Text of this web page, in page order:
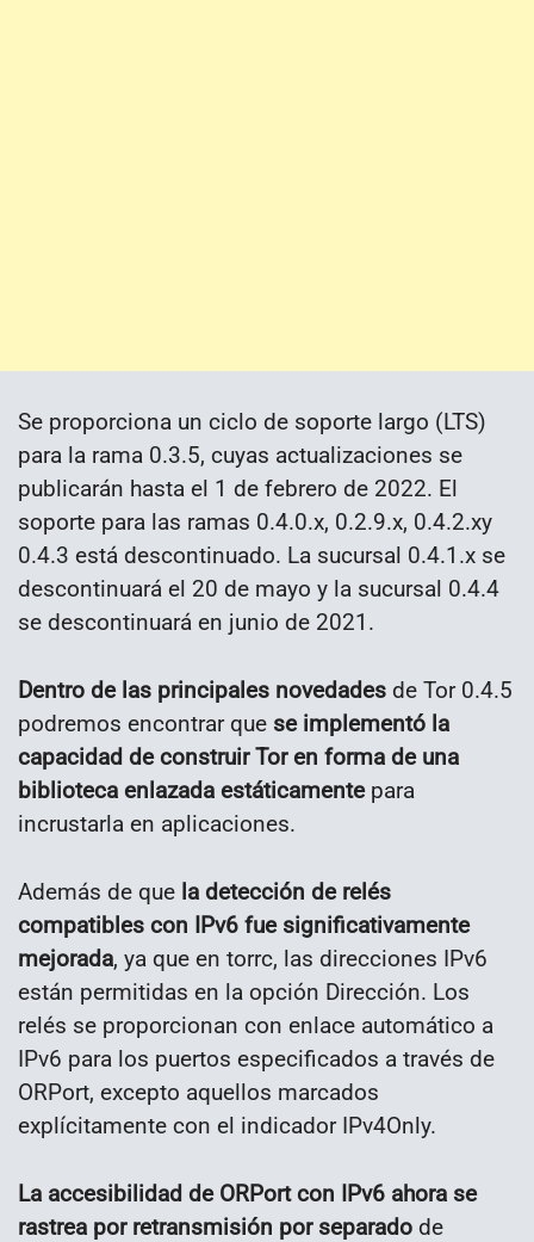
Se proporciona un ciclo de soporte largo (LTS)
para la rama 0.3.5, cuyas actualizaciones se
publicarán hasta el 1 de febrero de 2022. El
soporte para las ramas 0.4.0.x, 0.2.9.x, 0.4.2.xy
0.4.3 está descontinuado. La sucursal 0.4.1.x se
descontinuará el 20 de mayo y la sucursal 0.4.4
se descontinuará en junio de 2021.
Dentro de las principales novedades de Tor 0.4.5
podremos encontrar que se implementó la
capacidad de construir Tor en forma de una
biblioteca enlazada estáticamentepara
incrustarla en aplicaciones.
Además de que la detección de relés
compatibles con IPv6 fue significativamente
mejorada, ya que en torrc, las direcciones IPv6
están permitidas en la opción Dirección. Los
relés se proporcionan con enlace automático a
IPv6 para los puertos especificados a través de
ORPort, excepto aquellos marcados
explícitamente con el indicador IPv4Only.
La accesibilidad de ORPort con IPv6 ahora se
rastrea por retransmisión por separado de